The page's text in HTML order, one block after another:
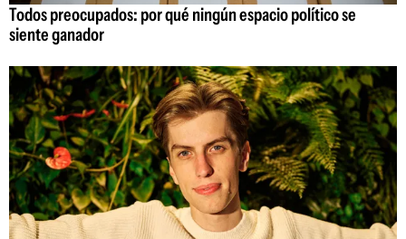
Todos preocupados: por qué ningún espacio político se
siente ganador